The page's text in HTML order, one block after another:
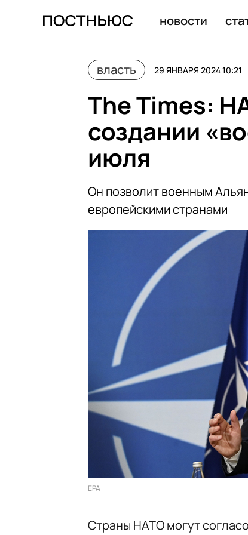
новости
власть 29 ЯНВАРЯ 2024 10:21
The Times:
создании
июля
Он позволит военным
европейскими странами
EPA
Страны НАТО могут